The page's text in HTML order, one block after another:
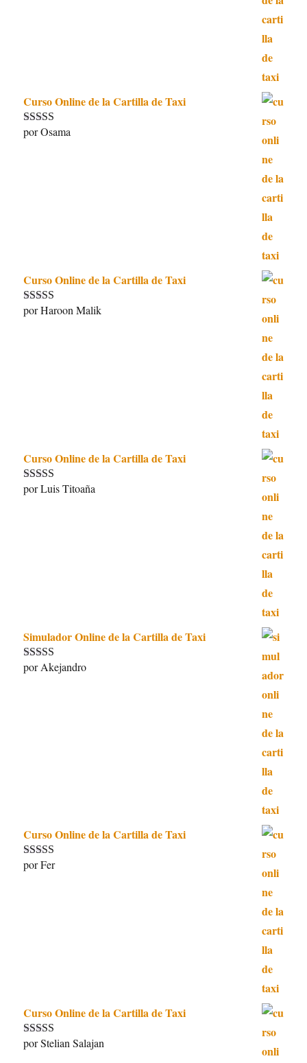
Curso Online de la Cartilla de Taxi
Valorado con
por Osama
Curso Online de la Cartilla de Taxi
Valorado con
por Haroon Malik
Curso Online de la Cartilla de Taxi
Valorado con
por Luis Titoaña
Simulador Online de la Cartilla de Taxi
Valorado con
por Akejandro
Curso Online de la Cartilla de Taxi
Valorado con
por Fer
Curso Online de la Cartilla de Taxi
Valorado con
por Stelian Salajan